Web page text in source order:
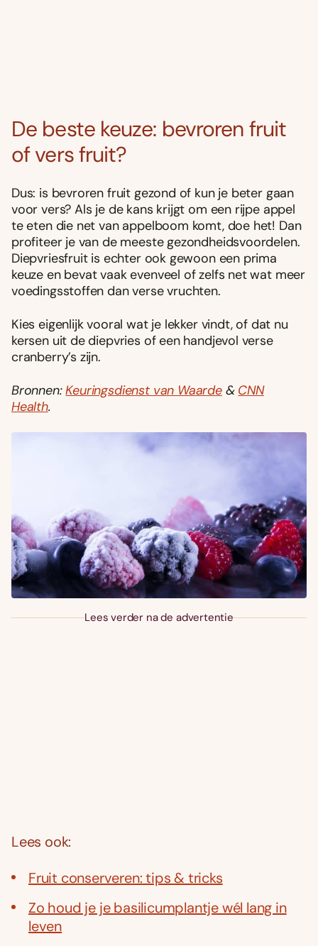
De beste keuze: bevroren fruit
of vers fruit?
Dus: is bevroren fruit gezond of kun je beter gaan
voor vers? Als je de kans krijgt om een rijpe appel
te eten die net van appelboom komt, doe het! Dan
profiteer je van de meeste gezondheidsvoordelen.
Diepvriesfruit is echter ook gewoon een prima
keuze en bevat vaak evenveel of zelfs net wat meer
voedingsstoffen dan verse vruchten.
Kies eigenlijk vooral wat je lekker vindt, of dat nu
kersen uit de diepvries of een handjevol verse
cranberry’s zijn.
Bronnen:Keuringsdienst van Waarde& CNN
Health.
Lees verder na de advertentie
Lees ook:
Fruit conserveren: tips & tricks
Zo houd je je basilicumplantje wél lang in
leven